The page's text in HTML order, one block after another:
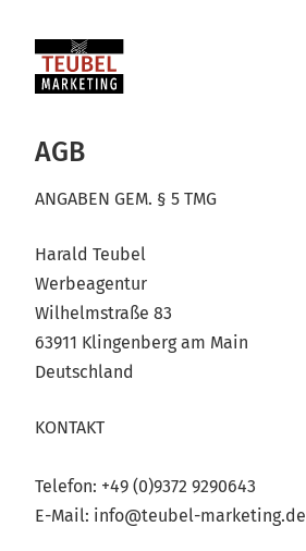
AGB
ANGABEN GEM. § 5 TMG
Harald Teubel
Werbeagentur
Wilhelmstraße 83
63911 Klingenberg am Main
Deutschland
KONTAKT
Telefon: +49 (0)9372 9290643
E-Mail: info@teubel-marketing.de